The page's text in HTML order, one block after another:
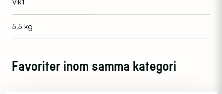
5,5 kg
Favoriter inom samma kategori